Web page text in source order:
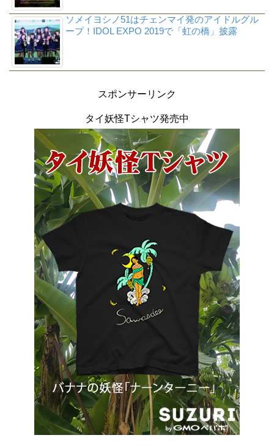
ソメイヨシノ51はチェンマイ発のアイドルグル
ープ！IDOL EXPO 2019で「虹の橋」披露
スポンサーリンク
タイ妖怪Tシャツ発売中